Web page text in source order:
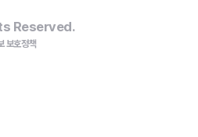
Reserved.
보호정책